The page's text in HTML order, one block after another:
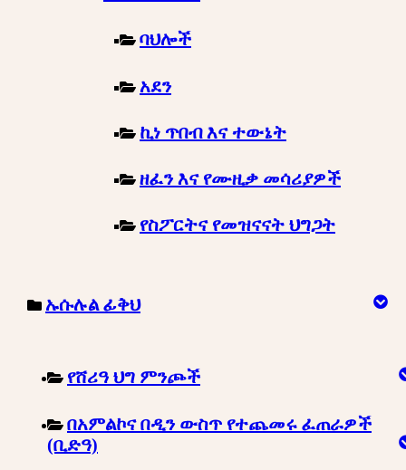
ባህሎች
አደን
ኪነ ጥበብ እና ተውኔት
ዘፈን እና የሙዚቃ መሳሪያዎች
የስፖርትና የመዝናናት ህግጋት
ኡሱሉል ፊቅህ
የሸሪዓ ህግ ምንጮች
በአምልኮና በዲን ውስጥ የተጨመሩ ፈጠራዎች
(ቢድዓ)